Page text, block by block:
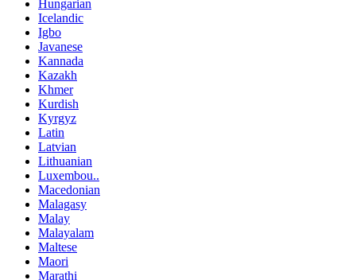
Hungarian
Icelandic
Igbo
Javanese
Kannada
Kazakh
Khmer
Kurdish
Kyrgyz
Latin
Latvian
Lithuanian
Luxembou..
Macedonian
Malagasy
Malay
Malayalam
Maltese
Maori
Marathi